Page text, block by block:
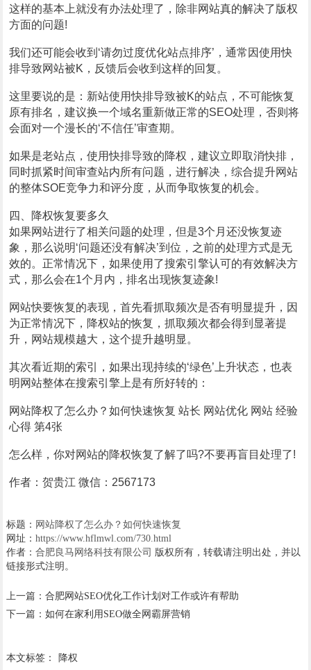
这样的基本上就没有办法处理了，除非网站真的解决了版权
方面的问题!
我们还可能会收到‘请勿过度优化站点排序’，通常因使用快
排导致网站被K，反馈后会收到这样的回复。
这里要说的是：新站使用快排导致被K的站点，不可能恢复
原有排名，建议换一个域名重新做正常的SEO处理，否则将
会面对一个漫长的‘不信任’审查期。
如果是老站点，使用快排导致的降权，建议立即取消快排，
同时抓紧时间审查站内所有问题，进行解决，综合提升网站
的整体SOE竞争力和评分度，从而争取恢复的机会。
四、降权恢复要多久
如果网站进行了相关问题的处理，但是3个月还没恢复迹
象，那么说明‘问题还没有解决’到位，之前的处理方式是无
效的。正常情况下，如果使用了搜索引擎认可的有效解决方
式，那么会在1个月内，排名出现恢复迹象!
网站快要恢复的表现，首先看抓取频次是否有明显提升，因
为正常情况下，降权站的恢复，抓取频次都会得到显著提
升，网站规模越大，这个提升越明显。
其次看近期的索引，如果出现持续的‘绿色’上升状态，也表
明网站整体在搜索引擎上是有所好转的：
网站降权了怎么办？如何快速恢复 站长 网站优化 网站 经验
心得 第4张
怎么样，你对网站的降权恢复了解了吗?不要再盲目处理了!
作者：贺贵江 微信：2567173
标题： 网站降权了怎么办？如何快速恢复
网址： https://www.hflmwl.com/730.html
作者： 合肥良马网络科技有限公司 版权所有，转载请注明出处，并以
链接形式注明。
上一篇： 合肥网站SEO优化工作计划对工作或许有帮助
下一篇： 如何在家利用SEO做全网霸屏营销
本文标签： 降权